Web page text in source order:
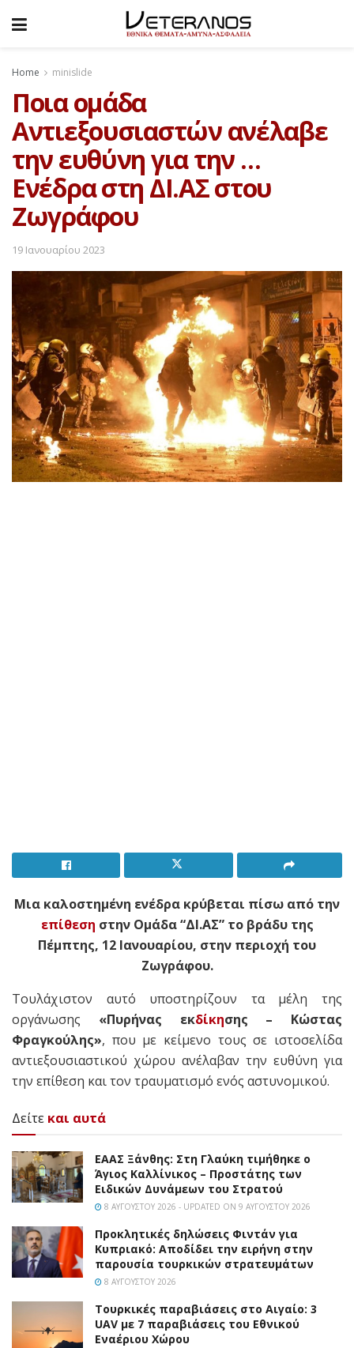
Home minislide
Ποια ομάδα
Αντιεξουσιαστών ανέλαβε
την ευθύνη για την …
Ενέδρα στη ΔΙ.ΑΣ στου
Ζωγράφου
19 Ιανουαρίου 2023
Μια καλοστημένη ενέδρα κρύβεται πίσω από την
επίθεση στην Ομάδα “ΔΙ.ΑΣ” το βράδυ της
Πέμπτης, 12 Ιανουαρίου, στην περιοχή του
Ζωγράφου.
Τουλάχιστον αυτό υποστηρίζουν τα μέλη της
οργάνωσης «Πυρήνας εκδίκησης – Κώστας
Φραγκούλης», που με κείμενο τους σε ιστοσελίδα
αντιεξουσιαστικού χώρου ανέλαβαν την ευθύνη για
την επίθεση και τον τραυματισμό ενός αστυνομικού.
Δείτε και αυτά
EAAΣ Ξάνθης: Στη Γλαύκη τιμήθηκε ο
Άγιος Καλλίνικος – Προστάτης των
Ειδικών Δυνάμεων του Στρατού
8 ΑΥΓΟΎΣΤΟΥ 2026 - UPDATED ON 9 ΑΥΓΟΎΣΤΟΥ 2026
Προκλητικές δηλώσεις Φιντάν για
Κυπριακό: Αποδίδει την ειρήνη στην
παρουσία τουρκικών στρατευμάτων
8 ΑΥΓΟΎΣΤΟΥ 2026
Τουρκικές παραβιάσεις στο Αιγαίο: 3
UAV με 7 παραβιάσεις του Εθνικού
Εναέριου Χώρου